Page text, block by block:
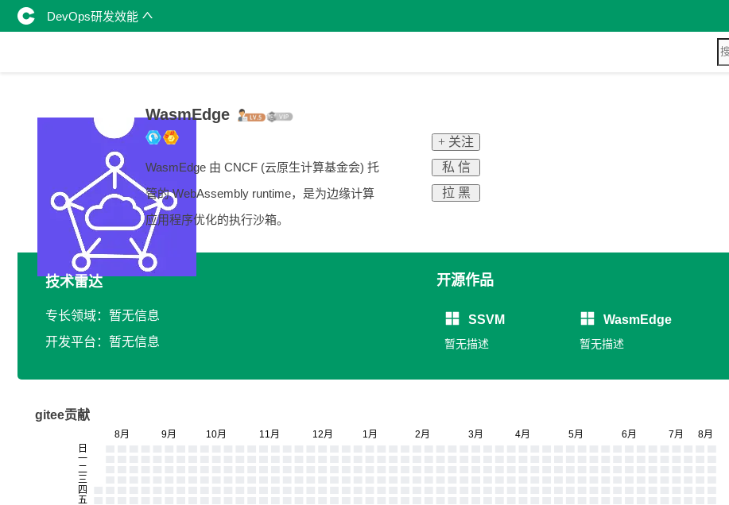
DevOps研发效能
WasmEdge
WasmEdge 由 CNCF (云原生计算基金会) 托
管的 WebAssembly runtime，是为边缘计算
应用程序优化的执行沙箱。
+ 关注
私 信
拉 黑
技术雷达
专长领域：暂无信息
开发平台：暂无信息
开源作品
SSVM
暂无描述
WasmEdge
暂无描述
gitee贡献